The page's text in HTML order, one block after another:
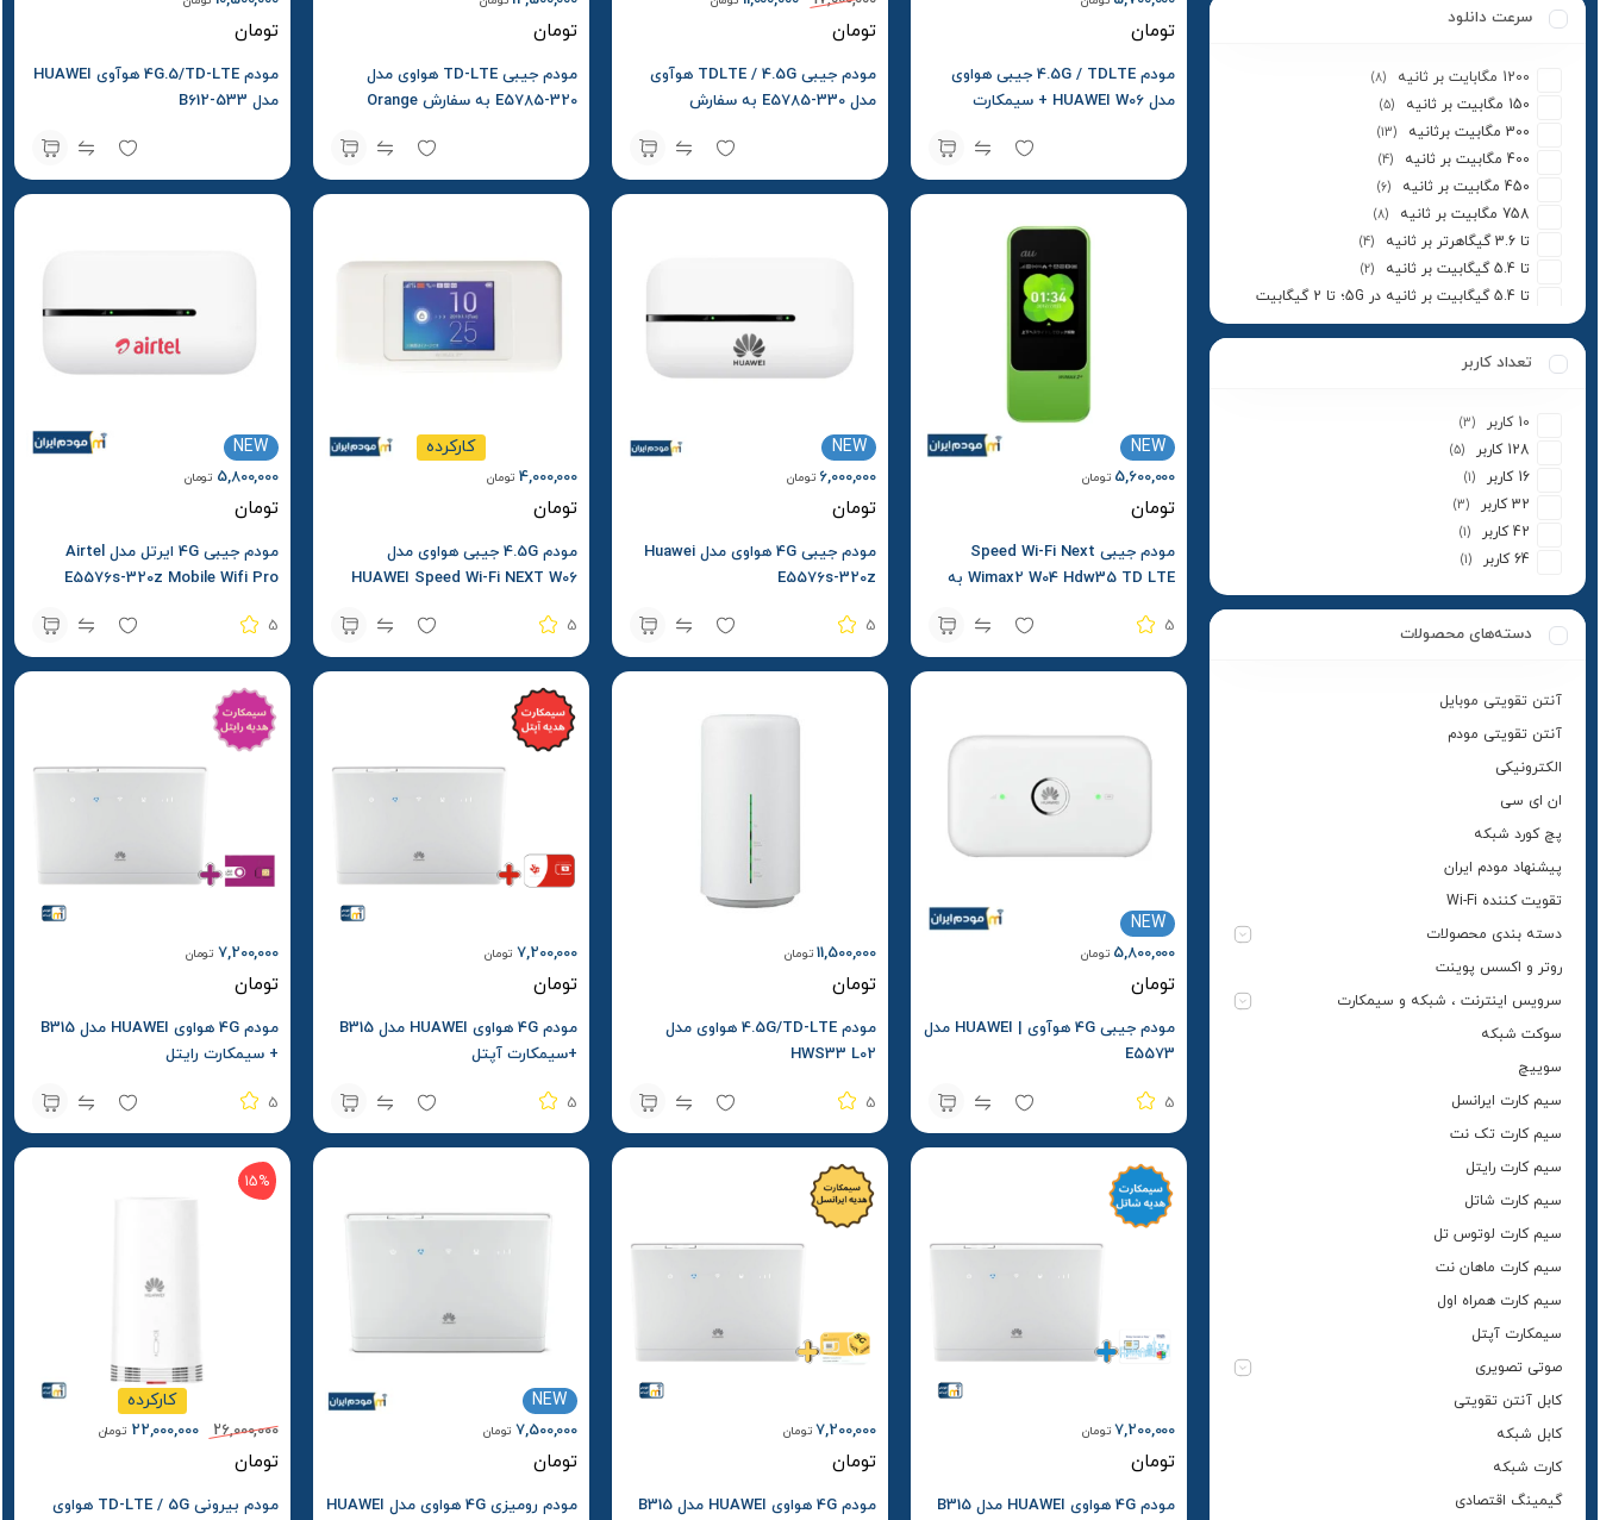
تومان
مودم 4.5G / TDLTE جیبی هواوی
مدل HUAWEI W06 + سیمکارت
تومان
مودم جیبی TDLTE / 4.5G هوآوی
مدل E5785-330 به سفارش
تومان
مودم جیبی TD-LTE هواوی مدل
E5785-320 به سفارش Orange
تومان
مودم 4G.5/TD-LTE هوآوی HUAWEI
مدل B612-533
NEW
5,600,000 تومان
تومان
مودم جیبی Speed Wi-Fi Next
Wimax2 W04 Hdw35 TD LTE به
5
NEW
6,000,000 تومان
تومان
مودم جیبی 4G هواوی مدل Huawei
E5576s-320z
5
کارکرده
4,000,000 تومان
تومان
مودم 4.5G جیبی هواوی مدل
HUAWEI Speed Wi-Fi NEXT W06
5
NEW
5,800,000 تومان
تومان
مودم جیبی 4G ایرتل مدل Airtel
E5576s-320z Mobile Wifi Pro
5
NEW
5,800,000 تومان
تومان
مودم جیبی 4G هوآوی | HUAWEI مدل
E5573
5
11,500,000 تومان
تومان
مودم 4.5G/TD-LTE هواوی مدل
HWS33 L02
5
7,200,000 تومان
تومان
مودم 4G هواوی HUAWEI مدل B315
+سیمکارت آپتل
5
7,200,000 تومان
تومان
مودم 4G هواوی HUAWEI مدل B315
+ سیمکارت رایتل
5
7,200,000 تومان
تومان
مودم 4G هواوی HUAWEI مدل B315
7,200,000 تومان
تومان
مودم 4G هواوی HUAWEI مدل B315
NEW
7,500,000 تومان
تومان
مودم رومیزی 4G هواوی مدل HUAWEI
15%
کارکرده
26,000,000
22,000,000 تومان
تومان
مودم بیرونی TD-LTE / 5G هواوی
سرعت دانلود
1200 مگابایت بر ثانیه (8)
150 مگابیت بر ثانیه (5)
300 مگابیت برثانیه (13)
400 مگابیت بر ثانیه (4)
450 مگابیت بر ثانیه (6)
758 مگابیت بر ثانیه (8)
تا 3.6 گیگاهرتر بر ثانیه (4)
تا 5.4 گیگابیت بر ثانیه (2)
تا 5.4 گیگابیت بر ثانیه در 5G؛ تا 2 گیگابیت
تا 900 مگابیت بر ثانیه (1)
تعداد کاربر
10 کاربر (3)
128 کاربر (5)
16 کاربر (1)
32 کاربر (3)
42 کاربر (1)
64 کاربر (1)
دسته‌های محصولات
آنتن تقویتی موبایل
آنتن تقویتی مودم
الکترونیکی
ان ای سی
پچ کورد شبکه
پیشنهاد مودم ایران
تقویت کننده Wi-Fi
دسته بندی محصولات
روتر و اکسس پوینت
سرویس اینترنت ، شبکه و سیمکارت
سوکت شبکه
سوییچ
سیم کارت ایرانسل
سیم کارت تک نت
سیم کارت رایتل
سیم کارت شاتل
سیم کارت لوتوس تل
سیم کارت ماهان نت
سیم کارت همراه اول
سیمکارت آپتل
صوتی تصویری
کابل آنتن تقویتی
کابل شبکه
کارت شبکه
گیمینگ اقتصادی